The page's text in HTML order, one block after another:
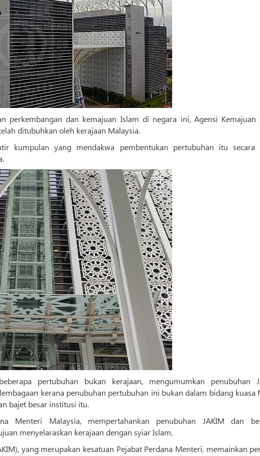
perkembangan dan kemajuan Islam di negara ini, Agensi Kemajuan
ditubuhkan oleh kerajaan Malaysia.
kumpulan yang mendakwa pembentukan pertubuhan itu secara
pertubuhan bukan kerajaan, mengumumkan penubuhan
kerana penubuhan pertubuhan ini bukan dalam bidang kuasa
bajet besar institusi itu.
Menteri Malaysia, mempertahankan penubuhan JAKIM dan
menyelaraskan kerajaan dengan syiar Islam.
yang merupakan kesatuan Pejabat Perdana Menteri, memainkan